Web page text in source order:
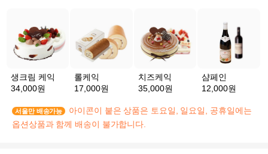
생크림 케익
34,000원
롤케익
17,000원
치즈케익
35,000원
샴페인
12,000원
서울만 배송가능
아이콘이 붙은 상품은 토요일, 일요일, 공휴일에는
옵션상품과 함께 배송이 불가합니다.